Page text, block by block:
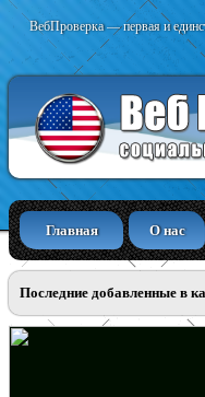
ВебПроверка — первая и
Главная О нас
Последние добавленные в